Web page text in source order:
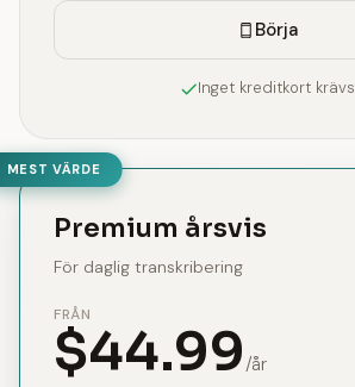
Börja
Inget kreditkort krävs
MEST VÄRDE
Premium årsvis
För daglig transkribering
FRÅN
$44.99/år